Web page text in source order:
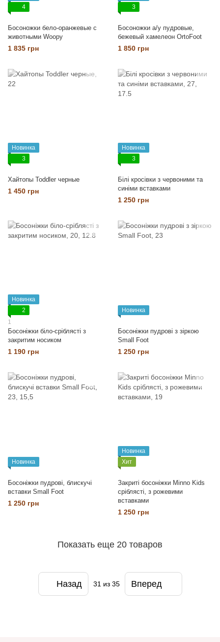
4
Босоножки бело-оранжевые с
животными Woopy
1 835 грн
3
Босоножки а/у пудровые,
бежевый хамелеон OrtoFoot
1 850 грн
Новинка
3
Хайтопы Toddler черные
1 450 грн
Новинка
3
Білі кросівки з червоними та
синіми вставками
1 250 грн
Новинка
2
1
Босоніжки біло-сріблясті з
закритим носиком
1 190 грн
Новинка
Босоніжки пудрові з зіркою
Small Foot
1 250 грн
Новинка
Босоніжки пудрові, блискучі
вставки Small Foot
1 250 грн
Новинка
Хит
Закриті босоніжки Minno Kids
сріблясті, з рожевими
вставками
1 250 грн
Показать еще 20 товаров
Назад 31 из 35 Вперед